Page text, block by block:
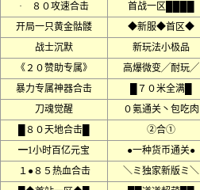
· ８０攻速合击
首战一区████
开局一只黄金骷髅
◆新服◆首区◆
战士沉默
新玩法小极品
《２０赞助专属》
高爆微变╱耐玩╱
暴力专属神器合击
█７０米全满█
刀魂觉醒
０氪通关丶包吃肉
█８０天地合击█
②合①
━1小时百亿元宝
●一种货币通关●
１●８５热血合击
＼ミ独家新版ミ＼